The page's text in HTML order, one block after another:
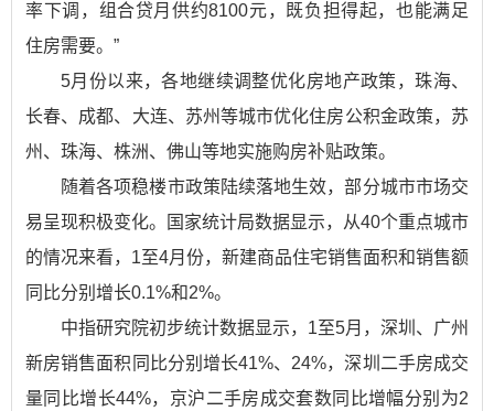
率下调，组合贷月供约8100元，既负担得起，也能满足
住房需要。”
5月份以来，各地继续调整优化房地产政策，珠海、
长春、成都、大连、苏州等城市优化住房公积金政策，苏
州、珠海、株洲、佛山等地实施购房补贴政策。
随着各项稳楼市政策陆续落地生效，部分城市市场交
易呈现积极变化。国家统计局数据显示，从40个重点城市
的情况来看，1至4月份，新建商品住宅销售面积和销售额
同比分别增长0.1%和2%。
中指研究院初步统计数据显示，1至5月，深圳、广州
新房销售面积同比分别增长41%、24%，深圳二手房成交
量同比增长44%，京沪二手房成交套数同比增幅分别为2